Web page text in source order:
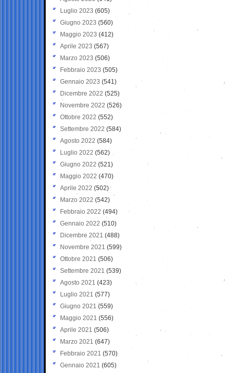
Luglio 2023 (605)
Giugno 2023 (560)
Maggio 2023 (412)
Aprile 2023 (567)
Marzo 2023 (506)
Febbraio 2023 (505)
Gennaio 2023 (541)
Dicembre 2022 (525)
Novembre 2022 (526)
Ottobre 2022 (552)
Settembre 2022 (584)
Agosto 2022 (584)
Luglio 2022 (562)
Giugno 2022 (521)
Maggio 2022 (470)
Aprile 2022 (502)
Marzo 2022 (542)
Febbraio 2022 (494)
Gennaio 2022 (510)
Dicembre 2021 (488)
Novembre 2021 (599)
Ottobre 2021 (506)
Settembre 2021 (539)
Agosto 2021 (423)
Luglio 2021 (577)
Giugno 2021(559)
Maggio 2021 (556)
Aprile 2021 (506)
Marzo 2021 (647)
Febbraio 2021 (570)
Gennaio 2021 (605)